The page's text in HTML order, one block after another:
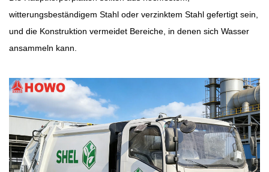
witterungsbeständigem Stahl oder verzinktem Stahl gefertigt sein,
und die Konstruktion vermeidet Bereiche, in denen sich Wasser
ansammeln kann.